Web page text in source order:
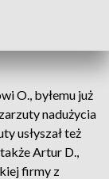
O., byłemu już
nadużycia
usłyszał też
Artur D.,
firmy z